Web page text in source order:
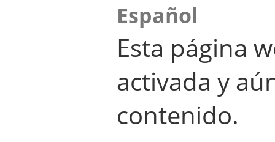
Español
Esta página
activada y
contenido.